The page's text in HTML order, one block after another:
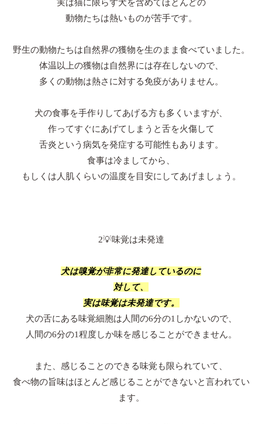
実は猫に限らず犬を含めてほとんどの
動物たちは熱いものが苦手です。
野生の動物たちは自然界の獲物を生のまま食べていました。
体温以上の獲物は自然界には存在しないので、
多くの動物は熱さに対する免疫がありません。
犬の食事を手作りしてあげる方も多くいますが、
作ってすぐにあげてしまうと舌を火傷して
舌炎という病気を発症する可能性もあります。
食事は冷ましてから、
もしくは人肌くらいの温度を目安にしてあげましょう。
2💡味覚は未発達
犬は嗅覚が非常に発達しているのに
対して、
実は味覚は未発達です。
犬の舌にある味覚細胞は人間の6分の1しかないので、
人間の6分の1程度しか味を感じることができません。
また、感じることのできる味覚も限られていて、
食べ物の旨味はほとんど感じることができないと言われてい
ます。